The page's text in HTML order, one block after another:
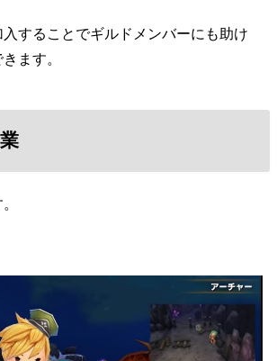
することでギルドメンバーにも助け
ます。